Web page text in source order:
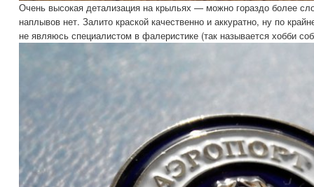
Очень высокая детализация на крыльях — можно гораздо более
наплывов нет. Залито краской качественно и аккуратно, ну по
не являюсь специалистом в фалеристике (так называется хобби